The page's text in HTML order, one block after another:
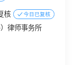
核 今日已复核
律师事务所